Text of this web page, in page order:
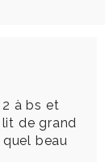
à bs et
de grand
beau